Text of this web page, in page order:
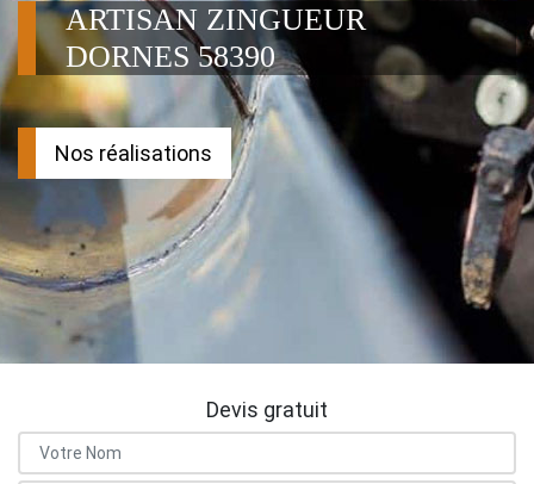
ARTISAN ZINGUEUR
DORNES 58390
Nos réalisations
Devis gratuit